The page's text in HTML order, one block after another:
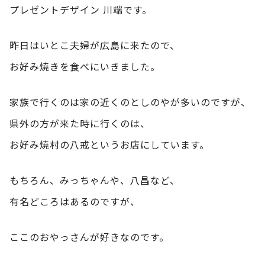
プレゼントデザイン 川端です。
昨日はいとこ夫婦が広島に来たので、
お好み焼きを食べにいきました。
家族で行くのは家の近くのとしのやが多いのですが、
県外の方が来た時に行くのは、
お好み焼村の八戒というお店にしています。
もちろん、みっちゃんや、八昌など、
有名どころはあるのですが、
ここのおやっさんが好きなのです。